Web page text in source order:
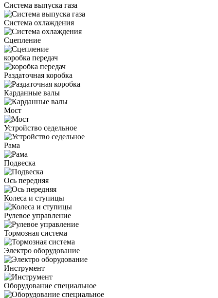
Система выпуска газа
Система охлаждения
Сцепление
коробка передач
Раздаточная коробка
Карданные валы
Мост
Устройство седельное
Рама
Подвеска
Ось передняя
Колеса и ступицы
Рулевое управление
Тормозная система
Электро оборудование
Инструмент
Оборудование специальное